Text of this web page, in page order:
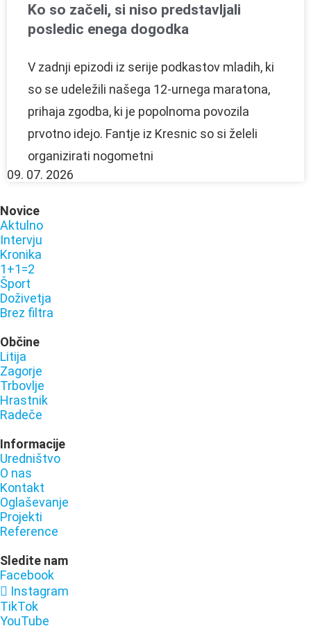
Ko so začeli, si niso predstavljali
posledic enega dogodka
V zadnji epizodi iz serije podkastov mladih, ki
so se udeležili našega 12-urnega maratona,
prihaja zgodba, ki je popolnoma povozila
prvotno idejo. Fantje iz Kresnic so si želeli
organizirati nogometni
09. 07. 2026
Novice
Aktulno
Intervju
Kronika
1+1=2
Šport
Doživetja
Brez filtra
Občine
Litija
Zagorje
Trbovlje
Hrastnik
Radeče
Informacije
Uredništvo
O nas
Kontakt
Oglaševanje
Projekti
Reference
Sledite nam
Facebook
Instagram
TikTok
YouTube